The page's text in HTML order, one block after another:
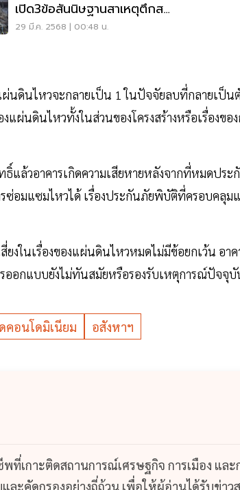
เปิด3ข้อสันนิษฐานสาเหตุตึกส
ตง.ถล่มจากเหตุแผ่นดินไหว
29 มี.ค. 2568 | 00:48 น.
ผ่นดินไหวจะกลายเป็น 1 ในปัจจัยลบที่กลายเ
แผ่นดินไหวทั้งในส่วนของโครงสร้างหรือเรื่องขอ
ล้วอาคารเกิดความเสียหายหลังจากที่หมดประ
รซ่อมแซมไหวได้ เรื่องประกันภัยพิบัติที่ครอบคลุ
นเรื่องของแผ่นดินไหวหมดไม่มีข้อยกเว้น อาคา
รออกแบบยังไม่ทันสมัยหรือรองรับเหตุการณ์ปัจจุ
คอนโดมิเนียม อสังหาฯ
ที่เกาะติดสถานการณ์เศรษฐกิจ การเมือง แล
ละคัดกรองอย่างถี่ถ้วน เพื่อให้ผู้อ่านได้รับข่า